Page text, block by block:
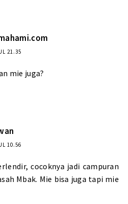
21.35
mie juga?
10.56
cocoknya jadi campuran
Mbak. Mie bisa juga tapi mie